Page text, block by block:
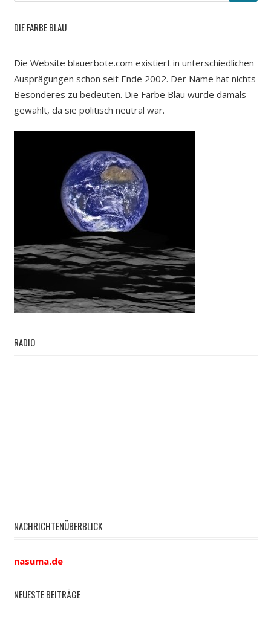
DIE FARBE BLAU
Die Website blauerbote.com existiert in unterschiedlichen
Ausprägungen schon seit Ende 2002. Der Name hat nichts
Besonderes zu bedeuten. Die Farbe Blau wurde damals
gewählt, da sie politisch neutral war.
RADIO
NACHRICHTENÜBERBLICK
nasuma.de
NEUESTE BEITRÄGE